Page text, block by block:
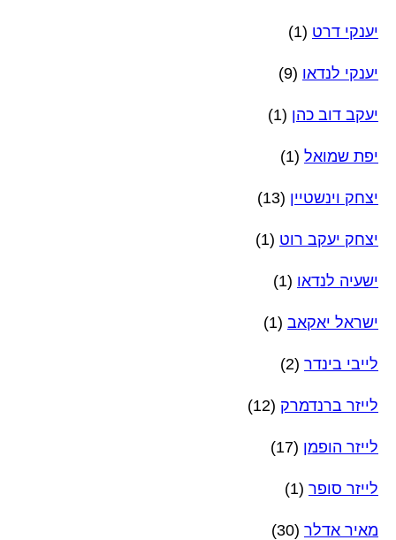
יענקי דרט (1)
יענקי לנדאו (9)
יעקב דוב כהן (1)
יפת שמואל (1)
יצחק וינשטיין (13)
יצחק יעקב רוט (1)
ישעיה לנדאו (1)
ישראל יאקאב (1)
לייבי בינדר (2)
לייזר ברנדמרק (12)
לייזר הופמן (17)
לייזר סופר (1)
מאיר אדלר (30)